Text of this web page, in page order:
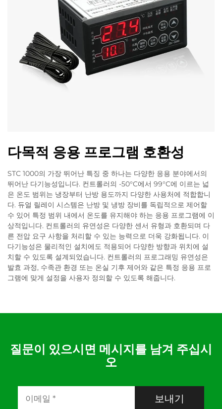
다목적 응용 프로그램 호환성
STC 1000의 가장 뛰어난 특징 중 하나는 다양한 응용 분야에서의
뛰어난 다기능성입니다. 컨트롤러의 -50°C에서 99°C에 이르는 넓
은 온도 범위는 냉장부터 난방 용도까지 다양한 사용처에 적합합니
다. 듀얼 릴레이 시스템은 난방 및 냉방 장비를 독립적으로 제어할
수 있어 특정 범위 내에서 온도를 유지해야 하는 응용 프로그램에 이
상적입니다. 컨트롤러의 유연성은 다양한 센서 유형과 호환되며 다
른 전압 요구 사항을 처리할 수 있는 능력으로 더욱 강화됩니다. 이
다기능성은 물리적인 설치에도 적용되어 다양한 방향과 위치에 설
치할 수 있도록 설계되었습니다. 컨트롤러의 프로그래밍 유연성은
발효 과정, 수족관 환경 또는 온실 기후 제어와 같은 특정 응용 프로
그램에 맞게 설정을 사용자 정의할 수 있도록 해줍니다.
질문이 있으시면 메시지를 남겨 주십시
오
보내기